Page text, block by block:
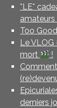
*LE*
Too
Le
mort
!
derniers